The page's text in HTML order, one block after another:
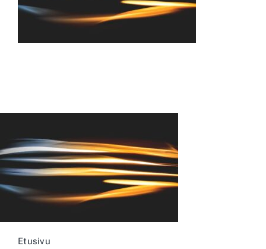
YHTEYSTIEDOT
Etusivu